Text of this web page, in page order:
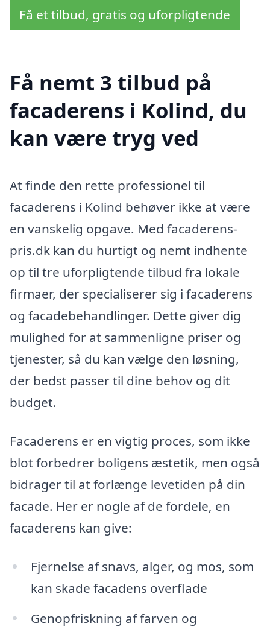
Få et tilbud, gratis og uforpligtende
Få nemt 3 tilbud på
facaderens i Kolind, du
kan være tryg ved
At finde den rette professionel til
facaderens i Kolind behøver ikke at være
en vanskelig opgave. Med facaderens-
pris.dk kan du hurtigt og nemt indhente
op til tre uforpligtende tilbud fra lokale
firmaer, der specialiserer sig i facaderens
og facadebehandlinger. Dette giver dig
mulighed for at sammenligne priser og
tjenester, så du kan vælge den løsning,
der bedst passer til dine behov og dit
budget.
Facaderens er en vigtig proces, som ikke
blot forbedrer boligens æstetik, men også
bidrager til at forlænge levetiden på din
facade. Her er nogle af de fordele, en
facaderens kan give:
Fjernelse af snavs, alger, og mos, som
kan skade facadens overflade
Genopfriskning af farven og